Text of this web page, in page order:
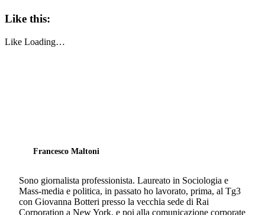
Like this:
Like Loading…
Francesco Maltoni
Sono giornalista professionista. Laureato in Sociologia e
Mass-media e politica, in passato ho lavorato, prima, al Tg3
con Giovanna Botteri presso la vecchia sede di Rai
Corporation a New York, e poi alla comunicazione corporate